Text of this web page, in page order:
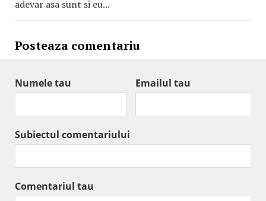
adevar asa sunt si eu...
Posteaza comentariu
Numele tau Emailul tau
Subiectul comentariului
Comentariul tau